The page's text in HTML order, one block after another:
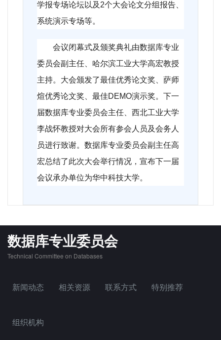
学报专场论坛以及2个大会论文分组报告、
系统演示专场等。
会议闭幕式及颁奖典礼由数据库专业
委员会副主任、哈尔滨工业大学高宏教授
主持。大会颁发了最佳优秀论文奖、萨师
煊优秀论文奖、最佳DEMO演示奖。下一
届数据库专业委员会主任、西北工业大学
李战怀教授对大会所有参会人员及会务人
员进行致谢。数据库专业委员会副主任高
宏总结了此次大会举行情况，宣布下一届
会议承办单位为华中科技大学。
数据库专业委员会
Technical Committee on Databases
新闻动态 相关资源 联系方式 特别推荐
组织机构